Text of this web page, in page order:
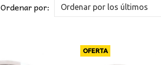
Ordenar por:
OFERTA